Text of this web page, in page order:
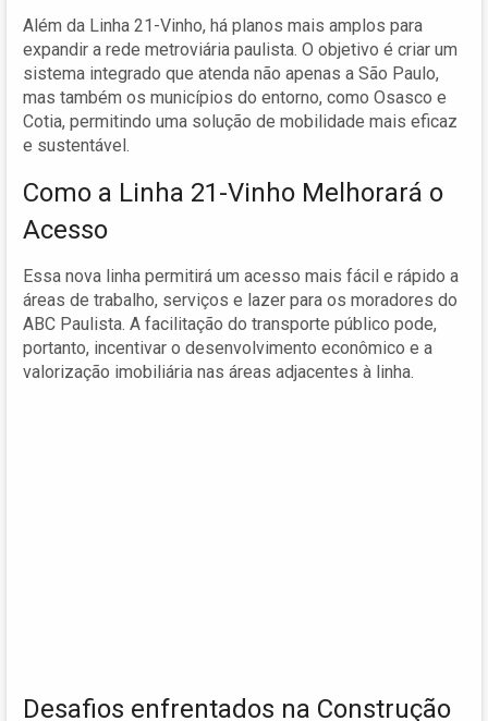
Além da Linha 21-Vinho, há planos mais amplos para
expandir a rede metroviária paulista. O objetivo é criar um
sistema integrado que atenda não apenas a São Paulo,
mas também os municípios do entorno, como Osasco e
Cotia, permitindo uma solução de mobilidade mais eficaz
e sustentável.
Como a Linha 21-Vinho Melhorará o
Acesso
Essa nova linha permitirá um acesso mais fácil e rápido a
áreas de trabalho, serviços e lazer para os moradores do
ABC Paulista. A facilitação do transporte público pode,
portanto, incentivar o desenvolvimento econômico e a
valorização imobiliária nas áreas adjacentes à linha.
Desafios enfrentados na Construção